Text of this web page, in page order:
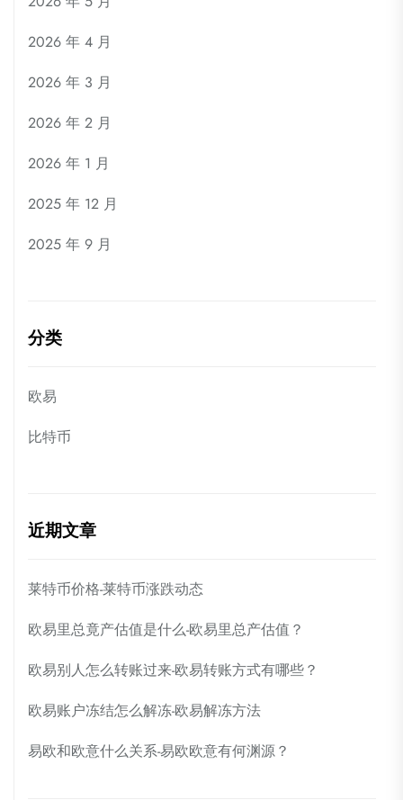
2026 年 4 月
2026 年 3 月
2026 年 2 月
2026 年 1 月
2025 年 12 月
2025 年 9 月
分类
欧易
比特币
近期文章
莱特币价格-莱特币涨跌动态
欧易里总竟产估值是什么-欧易里总产估值？
欧易别人怎么转账过来-欧易转账方式有哪些？
欧易账户冻结怎么解冻-欧易解冻方法
易欧和欧意什么关系-易欧欧意有何渊源？